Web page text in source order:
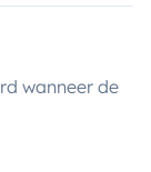
wanneer de